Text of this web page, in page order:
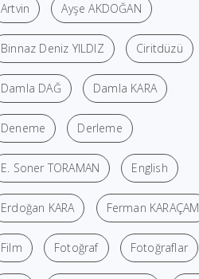
Artvin Ayşe AKDOĞAN
Binnaz Deniz YILDIZ Ciritdüzü
Damla DAĞ Damla KARA
Deneme Derleme
E. Soner TORAMAN English
Erdoğan KARA Ferman KARAÇAM
Film Fotoğraf Fotoğraflar